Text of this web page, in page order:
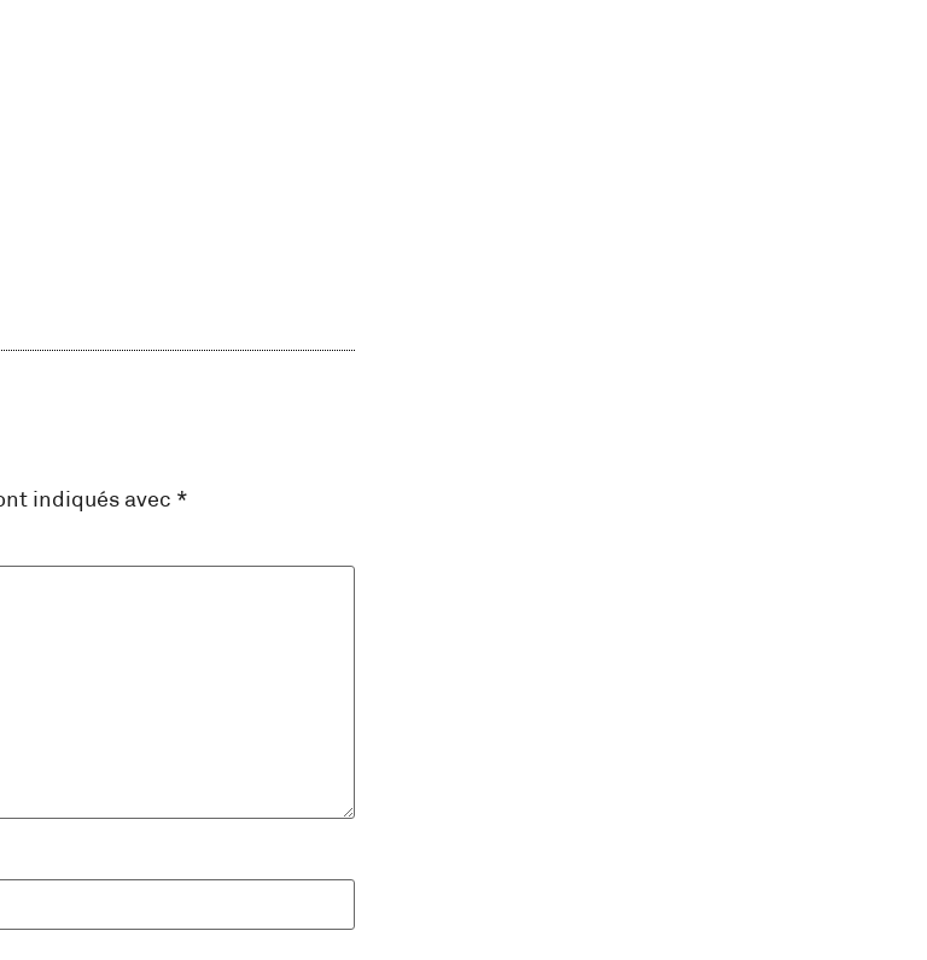
indiqués avec *